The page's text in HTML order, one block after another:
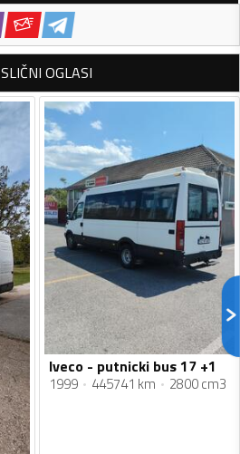
SLIČNI OGLASI
Iveco - putnicki bus 17 +1
1999 445741 km 2800 cm3